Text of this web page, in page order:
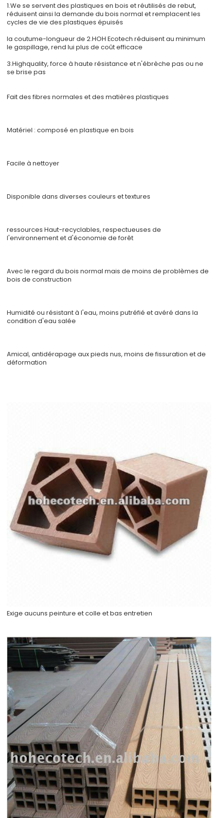
1.We se servent des plastiques en bois et réutilisés de rebut,
réduisent ainsi la demande du bois normal et remplacent les
cycles de vie des plastiques épuisés
la coutume-longueur de 2.HOH Ecotech réduisent au minimum
le gaspillage, rend lui plus de coût efficace
3.Highquality, force à haute résistance et n'ébrèche pas ou ne
se brise pas
Fait des fibres normales et des matières plastiques
Matériel : composé en plastique en bois
Facile à nettoyer
Disponible dans diverses couleurs et textures
ressources Haut-recyclables, respectueuses de
l'environnement et d'économie de forêt
Avec le regard du bois normal mais de moins de problèmes de
bois de construction
Humidité ou résistant à l'eau, moins putréfié et avéré dans la
condition d'eau salée
Amical, antidérapage aux pieds nus, moins de fissuration et de
déformation
Exige aucuns peinture et colle et bas entretien